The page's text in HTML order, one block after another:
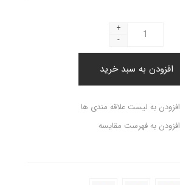
+
-
افزودن به سبد خرید
افزودن به لیست علاقه مندی ها
افزودن به فهرست مقایسه